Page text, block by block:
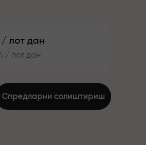
лот дан
/ лот дан
Спредларни солиштириш